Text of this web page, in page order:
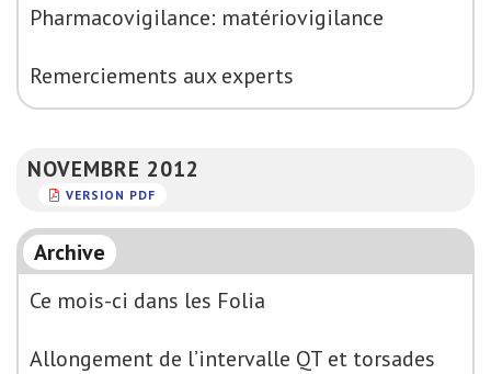
Pharmacovigilance: matériovigilance
Remerciements aux experts
NOVEMBRE 2012
VERSION PDF
Archive
Ce mois-ci dans les Folia
Allongement de l’intervalle QT et torsades